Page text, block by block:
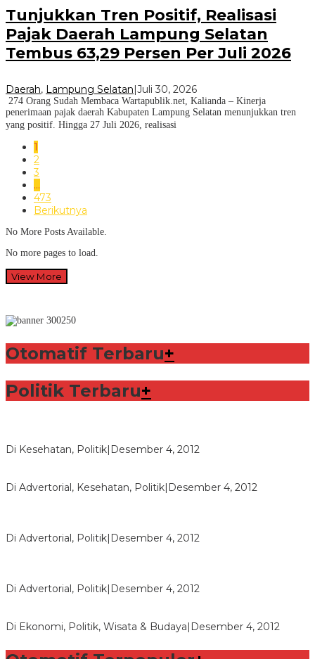
Tunjukkan Tren Positif, Realisasi
Pajak Daerah Lampung Selatan
Tembus 63,29 Persen Per Juli 2026
Daerah, Lampung Selatan Juli 30, 2026
274 Orang Sudah Membaca Wartapublik.net, Kalianda – Kinerja
penerimaan pajak daerah Kabupaten Lampung Selatan menunjukkan tren
yang positif. Hingga 27 Juli 2026, realisasi
1
2
3
…
473
Berikutnya
No More Posts Available.
No more pages to load.
View More
Otomatif Terbaru+
Politik Terbaru+
Di Kesehatan, Politik Desember 4, 2012
Di Advertorial, Kesehatan, Politik Desember 4, 2012
Di Advertorial, Politik Desember 4, 2012
Di Advertorial, Politik Desember 4, 2012
Di Ekonomi, Politik, Wisata & Budaya Desember 4, 2012